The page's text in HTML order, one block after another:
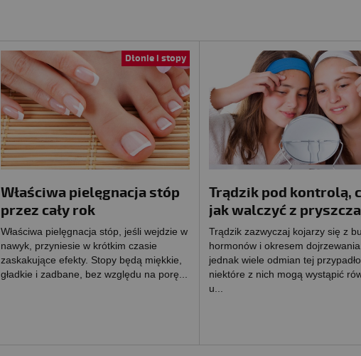
Dłonie i stopy
Właściwa pielęgnacja stóp
przez cały rok
Właściwa pielęgnacja stóp, jeśli wejdzie w
nawyk, przyniesie w krótkim czasie
zaskakujące efekty. Stopy będą miękkie,
gładkie i zadbane, bez względu na porę...
Trądzik pod kontrolą,
jak walczyć z
Trądzik zazwyczaj kojarzy się z
hormonów i okresem
jednak wiele odmian tej
niektóre z nich mogą wystąpić
u...